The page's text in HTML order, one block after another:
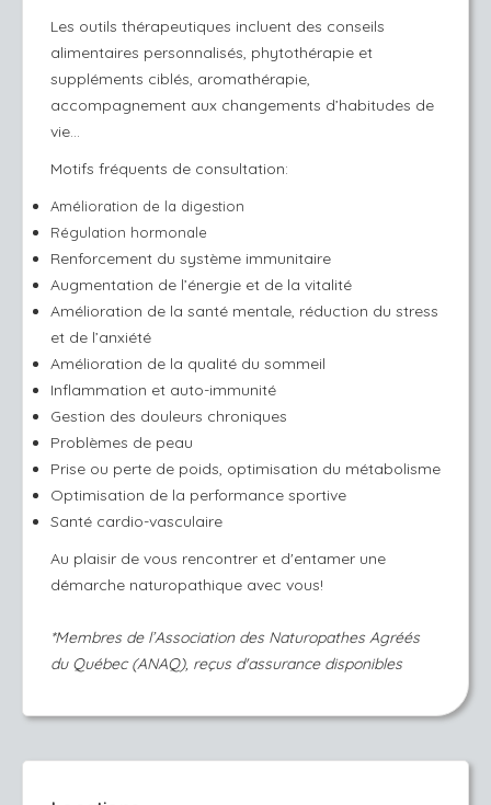
Les outils thérapeutiques incluent des conseils
alimentaires personnalisés, phytothérapie et
suppléments ciblés, aromathérapie,
accompagnement aux changements d’habitudes de
vie...
Motifs fréquents de consultation:
Amélioration de la digestion
Régulation hormonale
Renforcement du système immunitaire
Augmentation de l’énergie et de la vitalité
Amélioration de la santé mentale, réduction du stress
et de l’anxiété
Amélioration de la qualité du sommeil
Inflammation et auto-immunité
Gestion des douleurs chroniques
Problèmes de peau
Prise ou perte de poids, optimisation du métabolisme
Optimisation de la performance sportive
Santé cardio-vasculaire
Au plaisir de vous rencontrer et d'entamer une
démarche naturopathique avec vous!
*Membres de l’Association des Naturopathes Agréés
du Québec (ANAQ), reçus d'assurance disponibles